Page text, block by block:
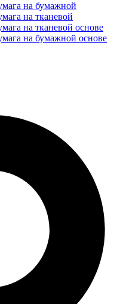
на бумажной
на тканевой
на тканевой основе
на бумажной основе